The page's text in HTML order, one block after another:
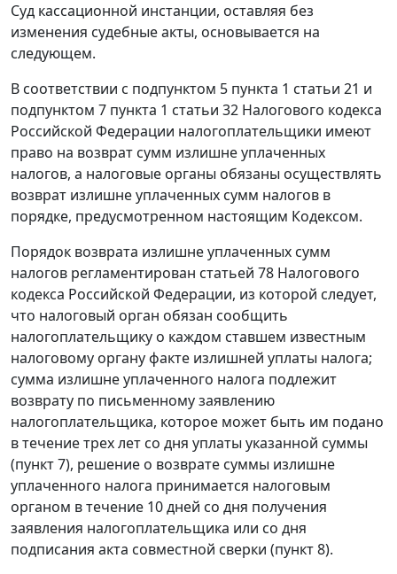
Суд кассационной инстанции, оставляя без
изменения судебные акты, основывается на
следующем.
В соответствии с подпунктом 5 пункта 1 статьи 21 и
подпунктом 7 пункта 1 статьи 32 Налогового кодекса
Российской Федерации налогоплательщики имеют
право на возврат сумм излишне уплаченных
налогов, а налоговые органы обязаны осуществлять
возврат излишне уплаченных сумм налогов в
порядке, предусмотренном настоящим Кодексом.
Порядок возврата излишне уплаченных сумм
налогов регламентирован статьей 78 Налогового
кодекса Российской Федерации, из которой следует,
что налоговый орган обязан сообщить
налогоплательщику о каждом ставшем известным
налоговому органу факте излишней уплаты налога;
сумма излишне уплаченного налога подлежит
возврату по письменному заявлению
налогоплательщика, которое может быть им подано
в течение трех лет со дня уплаты указанной суммы
(пункт 7), решение о возврате суммы излишне
уплаченного налога принимается налоговым
органом в течение 10 дней со дня получения
заявления налогоплательщика или со дня
подписания акта совместной сверки (пункт 8).